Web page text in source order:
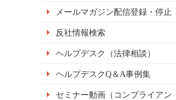
メールマガジン配信登録・停止
反社情報検索
ヘルプデスク（法律相談）
ヘルプデスクQ＆A事例集
セミナー動画（コンプライアン